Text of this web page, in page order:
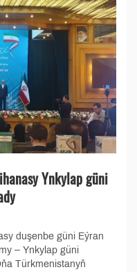
Ynkylap güni
duşenbe güni Eýran
– Ynkylap güni
Türkmenistanyň